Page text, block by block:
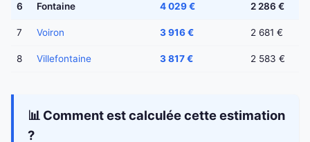
6 Fontaine 4 029 € 2 286 €
7 Voiron 3 916 € 2 681 €
8 Villefontaine 3 817 € 2 583 €
📊 Comment est calculée cette estimation
?